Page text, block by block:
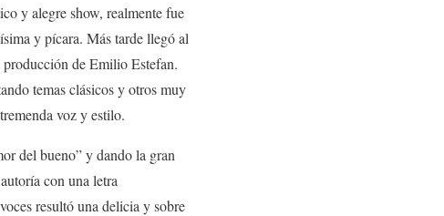
y alegre show, realmente fue
y pícara. Más tarde llegó al
de Emilio Estefan.
temas clásicos y otros muy
voz y estilo.
del bueno” y dando la gran
con una letra
resultó una delicia y sobre